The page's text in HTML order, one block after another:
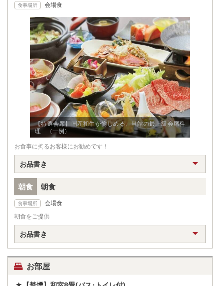
食事場所 会場食
【特選会席】国産和牛が愉しめる、当館の最上級会席料
理 （一例）
お食事に拘るお客様にお勧めです！
お品書き
朝食 朝食
食事場所
会場食
朝食をご提供
お品書き
お部屋